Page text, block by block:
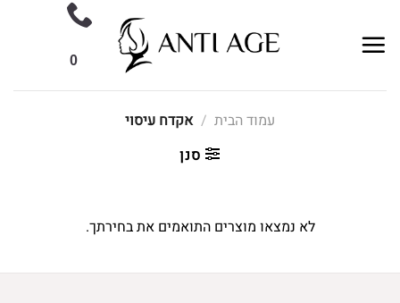
content
0
עמוד הבית / אקדח עיסוי
סנן
לא נמצאו מוצרים התואמים את בחירתך.